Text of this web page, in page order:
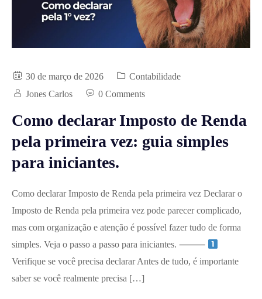
30 de março de 2026
Contabilidade
Jones Carlos
0 Comments
Como declarar Imposto de Renda
pela primeira vez: guia simples
para iniciantes.
Como declarar Imposto de Renda pela primeira vez Declarar o
Imposto de Renda pela primeira vez pode parecer complicado,
mas com organização e atenção é possível fazer tudo de forma
simples. Veja o passo a passo para iniciantes. ⸻
Verifique se você precisa declarar Antes de tudo, é importante
saber se você realmente precisa […]